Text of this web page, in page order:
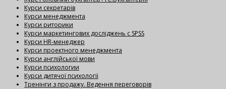
Курси секретарів
Курси менеджмента
Курси риторики
Курси маркетингових досліджень с SPSS
Курси HR-менеджер
Курси проектного менеджмента
Курси англійської мови
Курси психологии
Курси дитячої психології
Тренінги з продажу. Ведення переговорів